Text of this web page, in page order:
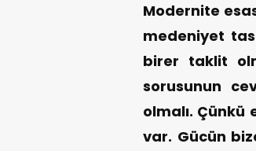
Modernite
medeniyet
birer taklit
sorusunun
olmalı. Çünkü
var. Gücün